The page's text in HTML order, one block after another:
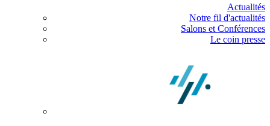
Actualités
Notre fil d'actualités
Salons et Conférences
Le coin presse